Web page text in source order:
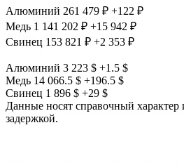
Алюминий 261 479 ₽ +122 ₽
Медь 1 141 202 ₽ +15 942 ₽
Свинец 153 821 ₽ +2 353 ₽
Алюминий 3 223 $ +1.5 $
Медь 14 066.5 $ +196.5 $
Свинец 1 896 $ +29 $
Данные носят справочный характер
задержкой.